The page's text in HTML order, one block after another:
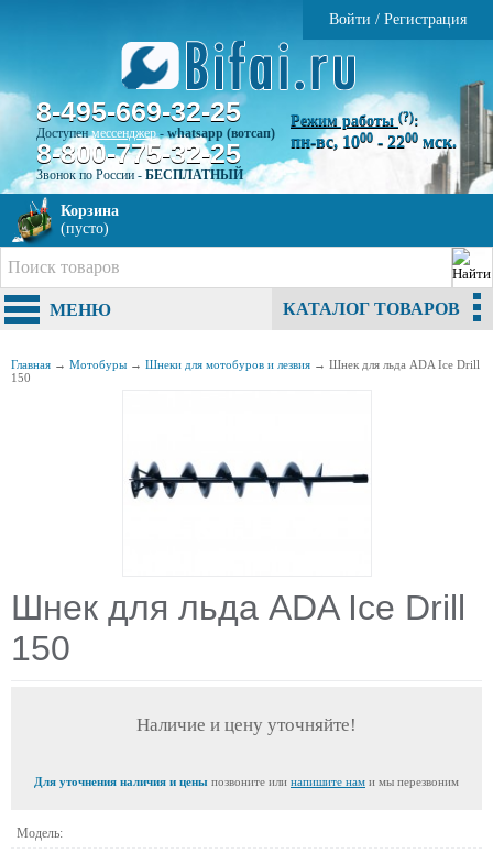
Войти / Регистрация
8-495-669-32-25
Доступенмессенджер-whatsapp (вотсап)
8-800-775-32-25
Звонок по России - БЕСПЛАТНЫЙ
Режим работы (?):
пн-вс, 1000 - 2200 мск.
Корзина
(пусто)
МЕНЮ КАТАЛОГ ТОВАРОВ
Главная → Мотобуры → Шнеки для мотобуров и лезвия → Шнек для льда ADA Ice Drill
150
Шнек для льда ADA Ice Drill
150
Наличие и цену уточняйте!
Для уточнения наличия и цены позвоните или напишите нам и мы перезвоним
Модель: